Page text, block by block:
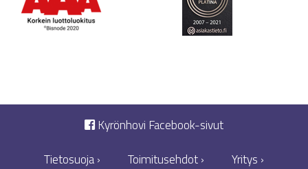
Kyrönhovi Facebook-sivut
Tietosuoja ›
Toimitusehdot › Yritys ›